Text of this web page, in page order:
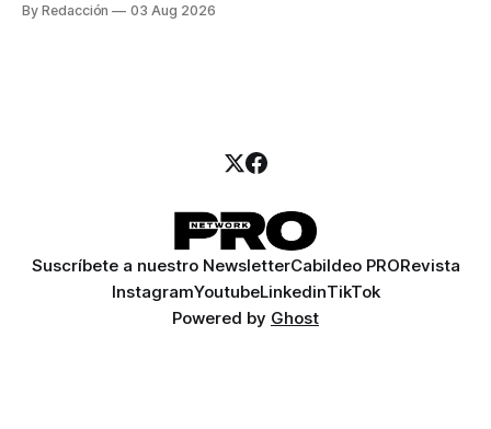
artesanal, ingredientes de calidad y experiencias que
By Redacción 03 Aug 2026
Suscríbete a nuestro NewsletterCabildeo PRORevista
InstagramYoutubeLinkedinTikTok
Powered by Ghost